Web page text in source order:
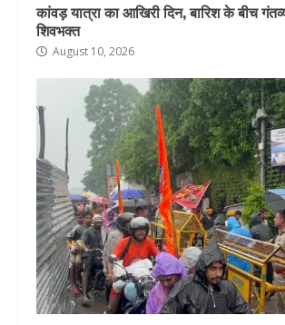
कांवड़ यात्रा का आखिरी दिन, बारिश के बीच
शिवभक्त
August 10, 2026